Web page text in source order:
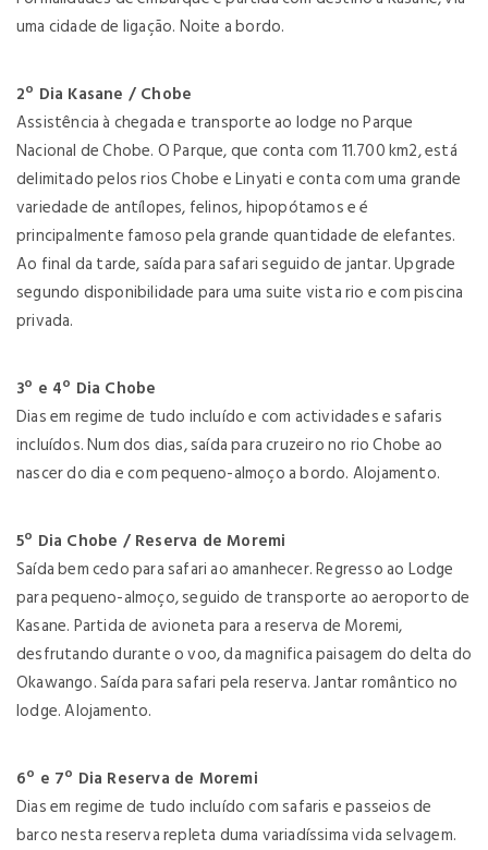
uma cidade de ligação. Noite a bordo.
2º Dia Kasane / Chobe
Assistência à chegada e transporte ao lodge no Parque
Nacional de Chobe. O Parque, que conta com 11.700 km2, está
delimitado pelos rios Chobe e Linyati e conta com uma grande
variedade de antílopes, felinos, hipopótamos e é
principalmente famoso pela grande quantidade de elefantes.
Ao final da tarde, saída para safari seguido de jantar. Upgrade
segundo disponibilidade para uma suite vista rio e com piscina
privada.
3º e 4º Dia Chobe
Dias em regime de tudo incluído e com actividades e safaris
incluídos. Num dos dias, saída para cruzeiro no rio Chobe ao
nascer do dia e com pequeno-almoço a bordo. Alojamento.
5º Dia Chobe / Reserva de Moremi
Saída bem cedo para safari ao amanhecer. Regresso ao Lodge
para pequeno-almoço, seguido de transporte ao aeroporto de
Kasane. Partida de avioneta para a reserva de Moremi,
desfrutando durante o voo, da magnifica paisagem do delta do
Okawango. Saída para safari pela reserva. Jantar romântico no
lodge. Alojamento.
6º e 7º Dia Reserva de Moremi
Dias em regime de tudo incluído com safaris e passeios de
barco nesta reserva repleta duma variadíssima vida selvagem.